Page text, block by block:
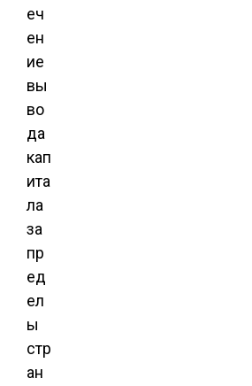
еч
ен
ие
вы
во
да
кап
ита
ла
за
пр
ед
ел
ы
стр
ан